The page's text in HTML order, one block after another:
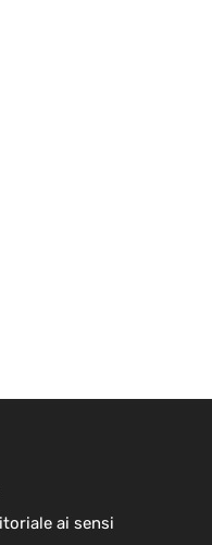
ai sensi